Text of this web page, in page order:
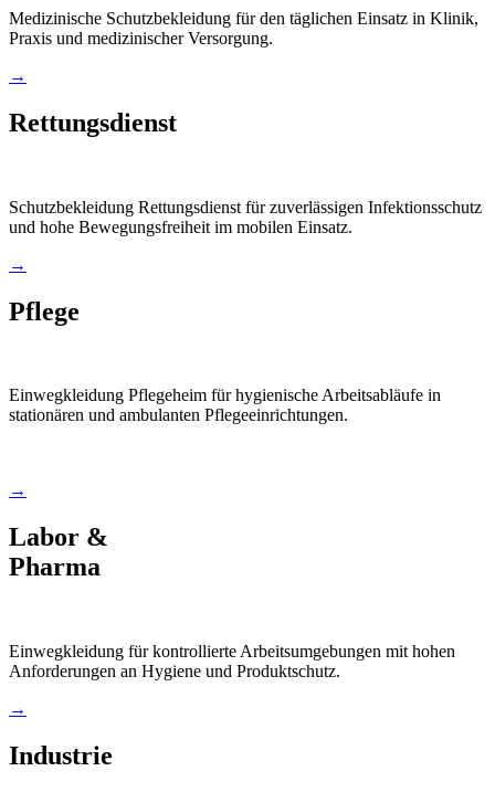
Medizinische Schutzbekleidung für den täglichen Einsatz in Klinik,
Praxis und medizinischer Versorgung.
→
Rettungsdienst
Schutzbekleidung Rettungsdienst für zuverlässigen Infektionsschutz
und hohe Bewegungsfreiheit im mobilen Einsatz.
→
Pflege
Einwegkleidung Pflegeheim für hygienische Arbeitsabläufe in
stationären und ambulanten Pflegeeinrichtungen.
→
Labor &
Pharma
Einwegkleidung für kontrollierte Arbeitsumgebungen mit hohen
Anforderungen an Hygiene und Produktschutz.
→
Industrie